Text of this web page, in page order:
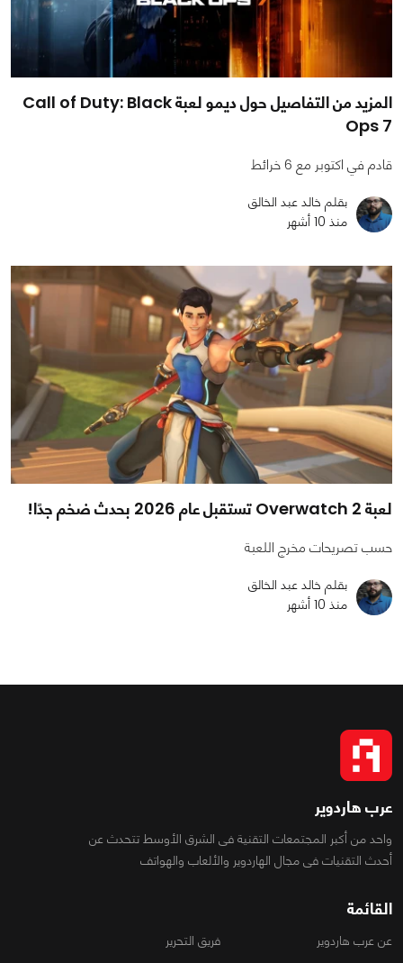
المزيد من التفاصيل حول ديمو لعبة Call of Duty: Black
Ops 7
قادم في اكتوبر مع 6 خرائط
بقلم خالد عبد الخالق
منذ 10 أشهر
لعبة Overwatch 2 تستقبل عام 2026 بحدث ضخم جدًا!
حسب تصريحات مخرج اللعبة
بقلم خالد عبد الخالق
منذ 10 أشهر
عرب هاردوير
واحد من أكبر المجتمعات التقنية فى الشرق الأوسط تتحدث عن
أحدث التقنيات فى مجال الهاردوير والألعاب والهواتف
القائمة
عن عرب هاردوير
فريق التحرير